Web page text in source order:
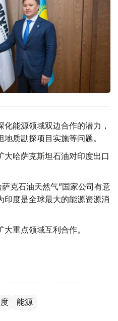
能源领域双边合作的潜力，
质勘探项目实施等问题。
大哈萨克斯坦石油对印度出口
克石油天然气”国家公司有意
印度是全球最大的能源资源消
重点领域互利合作。
能源